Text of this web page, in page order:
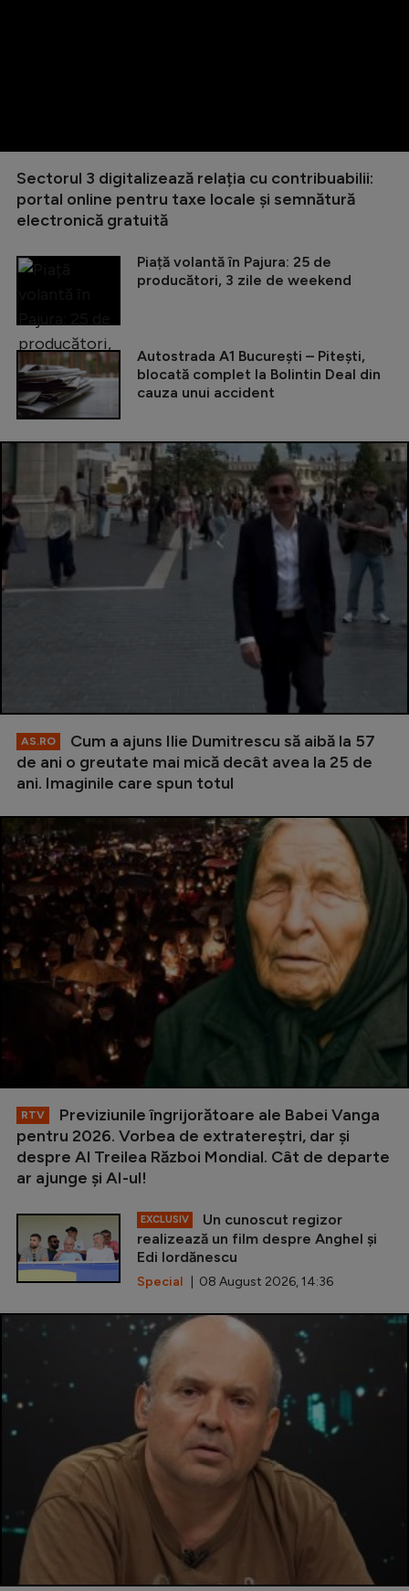
Sectorul 3 digitalizează relația cu contribuabilii:
portal online pentru taxe locale și semnătură
electronică gratuită
Piață volantă în Pajura: 25 de
producători, 3 zile de weekend
Autostrada A1 București – Pitești,
blocată complet la Bolintin Deal din
cauza unui accident
AS.RO
Cum a ajuns Ilie Dumitrescu să aibă la 57
de ani o greutate mai mică decât avea la 25 de
ani. Imaginile care spun totul
RTV
Previziunile îngrijorătoare ale Babei Vanga
pentru 2026. Vorbea de extratereștri, dar și
despre Al Treilea Război Mondial. Cât de departe
ar ajunge și AI-ul!
EXCLUSIV
Un cunoscut regizor
realizează un film despre Anghel și
Edi Iordănescu
Special | 08 August 2026, 14:36